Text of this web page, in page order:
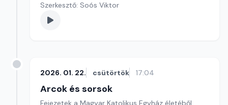
Szerkesztő: Soós Viktor
2026. 01. 22. csütörtök 17:04
Arcok és sorsok
Fejezetek a Magyar Katolikus Egyház életéből